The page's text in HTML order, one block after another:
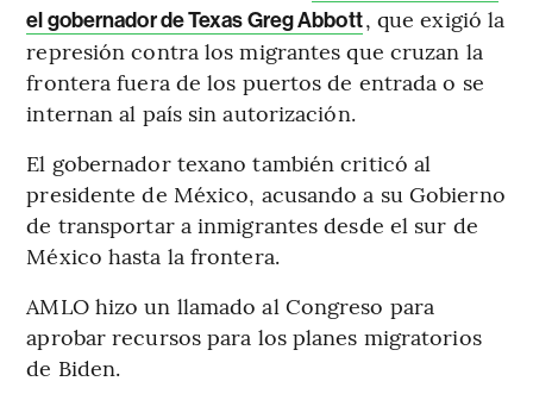
el gobernador de Texas Greg Abbott, que exigió la
represión contra los migrantes que cruzan la
frontera fuera de los puertos de entrada o se
internan al país sin autorización.
El gobernador texano también criticó al
presidente de México, acusando a su Gobierno
de transportar a inmigrantes desde el sur de
México hasta la frontera.
AMLO hizo un llamado al Congreso para
aprobar recursos para los planes migratorios
de Biden.